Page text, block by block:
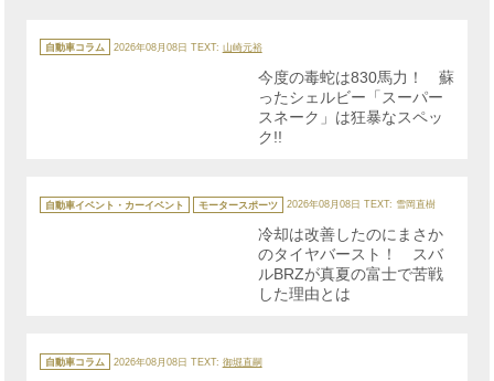
テ
ゴ
自動車コラム 2026年08月08日 TEXT: 山崎元裕
今度の毒蛇は830馬力！ 蘇
ったシェルビー「スーパー
スネーク」は狂暴なスペッ
ク!!
テ
ゴ
自動車イベント・カーイベント モータースポーツ 2026年08月08日 TEXT: 雪岡直樹
冷却は改善したのにまさか
のタイヤバースト！ スバ
ルBRZが真夏の富士で苦戦
した理由とは
テ
ゴ
自動車コラム 2026年08月08日 TEXT: 御堀直嗣